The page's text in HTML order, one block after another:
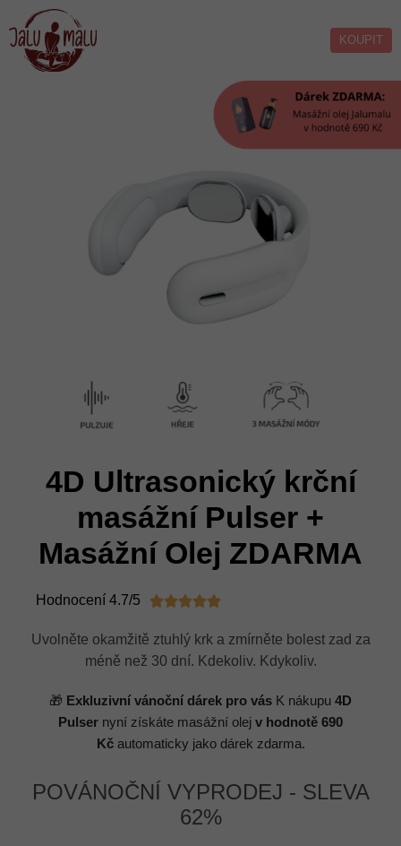
KOUPIT
4D Ultrasonický krční
masážní Pulser +
Masážní Olej ZDARMA
Hodnocení 4.7/5 
Uvolněte okamžitě ztuhlý krk a zmírněte bolest zad za
méně než 30 dní. Kdekoliv. Kdykoliv.
🎁 Exkluzivní vánoční dárek pro vás K nákupu 4D
Pulser nyní získáte masážní olej v hodnotě 690
Kčautomaticky jako dárek zdarma.
POVÁNOČNÍ VYPRODEJ - SLEVA
62%